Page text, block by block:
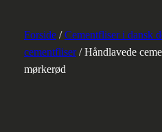
Forside/Cementfliser i dansk
cementfliser/ Håndlavede
mørkerød